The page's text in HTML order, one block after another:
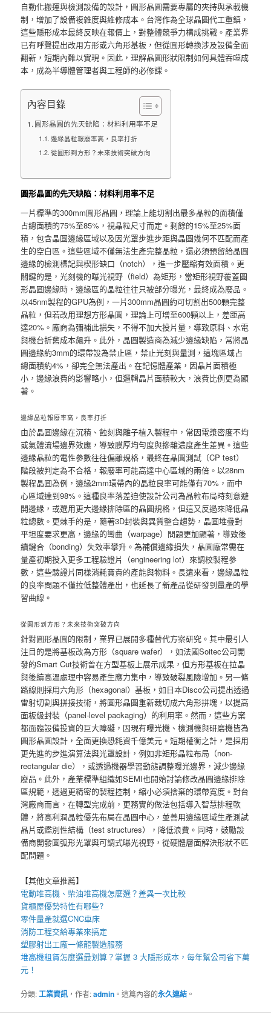
自動化搬運與檢測設備的設計，圓形晶圓需要專屬的夾持與承載機
制，增加了設備複雜度與維修成本。台灣作為全球晶圓代工重鎮，
這些隱形成本最終反映在報價上，對整體競爭力構成挑戰。產業界
已有呼聲提出改用方形或六角形基板，但從圓形轉換涉及設備全面
翻新，短期內難以實現。因此，理解晶圓形狀限制如何具體吞噬成
本，成為半導體管理者與工程師的必修課。
內容目錄
圓形晶圓的先天缺陷：材料利用率不足
邊緣晶粒報廢率高，良率打折
從圓形到方形？未來技術突破方向
圓形晶圓的先天缺陷：材料利用率不足
一片標準的300mm圓形晶圓，理論上能切割出最多晶粒的面積僅
占總面積的75%至85%，視晶粒尺寸而定。剩餘的15%至25%面
積，包含晶圓邊緣區域以及因光罩步進步距與晶圓幾何不匹配而產
生的空白區。這些區域不僅無法生產完整晶粒，還必須預留給晶圓
邊緣的檢測標記與楔形缺口（notch），進一步壓縮有效面積。更
關鍵的是，光刻機的曝光視野（field）為矩形，當矩形視野覆蓋圓
形晶圓邊緣時，邊緣區的晶粒往往只被部分曝光，最終成為廢品。
以45nm製程的GPU為例，一片300mm晶圓約可切割出500顆完整
晶粒，但若改用理想方形晶圓，理論上可增至600顆以上，差距高
達20%。廠商為彌補此損失，不得不加大投片量，導致原料、水電
與機台折舊成本飆升。此外，晶圓製造商為減少邊緣缺陷，常將晶
圓邊緣約3mm的環帶設為禁止區，禁止光刻與量測，這塊區域占
總面積約4%，卻完全無法產出。在記憶體產業，因晶片面積極
小，邊緣浪費的影響略小，但邏輯晶片面積較大，浪費比例更為顯
著。
邊緣晶粒報廢率高，良率打折
由於晶圓邊緣在沉積、蝕刻與離子植入製程中，常因電漿密度不均
或氣體流場邊界效應，導致膜厚均勻度與摻雜濃度產生差異。這些
邊緣晶粒的電性參數往往偏離規格，最終在晶圓測試（CP test）
階段被判定為不合格，報廢率可能高達中心區域的兩倍。以28nm
製程晶圓為例，邊緣2mm環帶內的晶粒良率可能僅有70%，而中
心區域達到98%。這種良率落差迫使設計公司為晶粒布局時刻意避
開邊緣，或選用更大邊緣排除區的晶圓規格，但這又反過來降低晶
粒總數。更棘手的是，隨著3D封裝與異質整合趨勢，晶圓堆疊對
平坦度要求更高，邊緣的彎曲（warpage）問題更加顯著，導致後
續鍵合（bonding）失效率攀升。為補償邊緣損失，晶圓廠常需在
量產初期投入更多工程驗證片（engineering lot）來調校製程參
數，這些驗證片同樣消耗寶貴的產能與物料。長遠來看，邊緣晶粒
的良率問題不僅拉低整體產出，也延長了新產品從研發到量產的學
習曲線。
從圓形到方形？未來技術突破方向
針對圓形晶圓的限制，業界已展開多種替代方案研究。其中最引人
注目的是將基板改為方形（square wafer），如法國Soitec公司開
發的Smart Cut技術曾在方型基板上展示成果，但方形基板在拉晶
與後續高溫處理中容易產生應力集中，導致破裂風險增加。另一條
路線則採用六角形（hexagonal）基板，如日本Disco公司提出透過
雷射切割與拼接技術，將圓形晶圓重新裁切成六角形拼塊，以提高
面板級封裝（panel-level packaging）的利用率。然而，這些方案
都面臨設備投資的巨大障礙，因現有曝光機、檢測機與研磨機皆為
圓形晶圓設計，全面更換恐耗資千億美元。短期權衡之計，是採用
更先進的步進演算法與光罩設計，例如非矩形晶粒布局（non-
rectangular die），或透過機器學習動態調整曝光邊界，減少邊緣
廢品。此外，產業標準組織如SEMI也開始討論修改晶圓邊緣排除
區規範，透過更精密的製程控制，縮小必須捨棄的環帶寬度。對台
灣廠商而言，在轉型完成前，更務實的做法包括導入智慧排程軟
體，將高利潤晶粒優先布局在晶圓中心，並善用邊緣區域生產測試
晶片或鑑別性結構（test structures），降低浪費。同時，鼓勵設
備商開發圓弧形光罩與可調式曝光視野，從硬體層面解決形狀不匹
配問題。
【其他文章推薦】
電動堆高機 、柴油堆高機怎麼選？差異一次比較
貨櫃屋優勢特性有哪些?
零件量產就選CNC車床
消防工程交給專業來搞定
塑膠射出工廠一條龍製造服務
堆高機租賃怎麼選最划算？掌握 3 大隱形成本，每年幫公司省下萬
元！
分類:工業資訊 ，作者:admin 。這篇內容的永久連結 。